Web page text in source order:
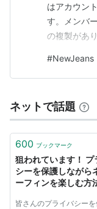
はアカウン
す。メンバ
の複製があ
内容でした
であるミ…
#NewJeans
ネットで話題
600 ブックマーク
狙われています！ プ
シーを保護しながら
ーフィンを楽しむ方
皆さんのプライバシー